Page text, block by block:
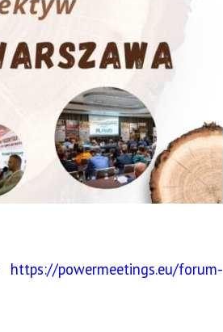
https://powermeetings.eu/forum-